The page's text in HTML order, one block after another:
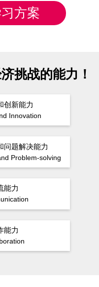
方案
挑战的能力！
创新能力
Innovation
问题解决能力
Problem-solving
能力
能力